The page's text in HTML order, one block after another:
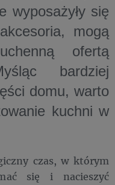
wyposażyły się
mogą
ofertą
bardziej
domu, warto
kuchni w
czas, w którym
się i nacieszyć